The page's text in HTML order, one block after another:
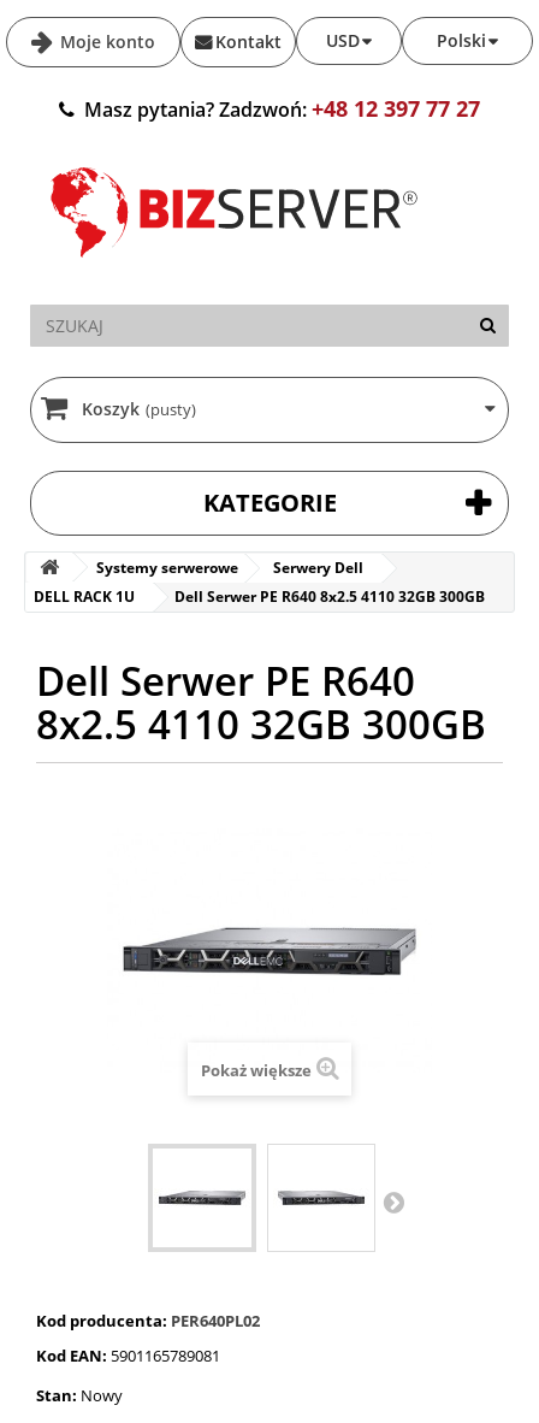
Moje konto Polski
USD
Kontakt
Masz pytania? Zadzwoń:+48 12 397 77 27
Koszyk (pusty)
KATEGORIE
Systemy serwerowe
Serwery Dell
DELL RACK 1U
Dell Serwer PE R640 8x2.5 4110 32GB 300GB
Dell Serwer PE R640
8x2.5 4110 32GB 300GB
Pokaż większe
Kod producenta: PER640PL02
Kod EAN: 5901165789081
Stan: Nowy